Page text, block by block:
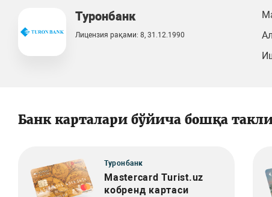
Туронбанк
Лицензия рақами: 8, 31.12.1990
Банк карталари бўйича бошқа
Туронбанк
Mastercard Turist.uz
кобренд картаси